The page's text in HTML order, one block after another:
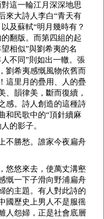
這一輪江月深深地思
來大詩人李白“青天有
及蘇軾“明月幾時有？
翻版。而第四組的起
相似”與劉希夷的名
不同”則如出一轍。張
劉希夷感慨風物依舊而
這里月的疊用、人的疊
、韻律美，斷而復續，
感。詩人創造的這種詩
和民歌中的“頂針續麻
的影子。
勝愁。誰家今夜扁舟
悠來去，使萬丈溝壑
慨一下子滑向野浦扁舟
的主題。有人對此詩的
國歷史上男人不是服徭
人怨婦，正是社會底層